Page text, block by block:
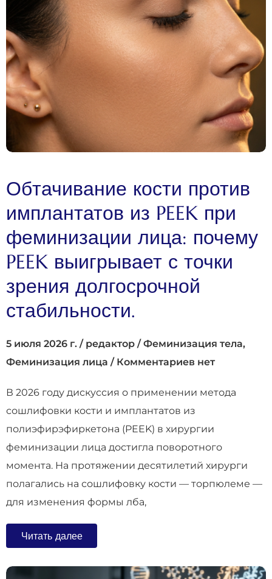
Обтачивание кости против
имплантатов из PEEK при
феминизации лица: почему
PEEK выигрывает с точки
зрения долгосрочной
стабильности.
5 июля 2026 г. / редактор / Феминизация тела,
Феминизация лица / Комментариев нет
В 2026 году дискуссия о применении метода
сошлифовки кости и имплантатов из
полиэфирэфиркетона (PEEK) в хирургии
феминизации лица достигла поворотного
момента. На протяжении десятилетий хирурги
полагались на сошлифовку кости — торпюлеме —
для изменения формы лба,
Читать далее